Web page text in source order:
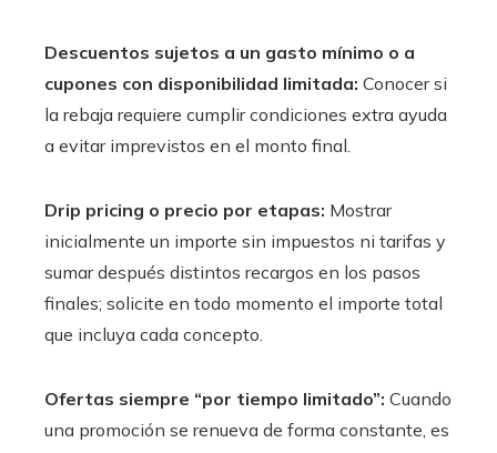
Descuentos sujetos a un gasto mínimo o a
cupones con disponibilidad limitada: Conocer si
la rebaja requiere cumplir condiciones extra ayuda
a evitar imprevistos en el monto final.
Drip pricing o precio por etapas: Mostrar
inicialmente un importe sin impuestos ni tarifas y
sumar después distintos recargos en los pasos
finales; solicite en todo momento el importe total
que incluya cada concepto.
Ofertas siempre “por tiempo limitado”: Cuando
una promoción se renueva de forma constante, es